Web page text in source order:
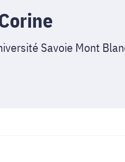
Savoie Mont